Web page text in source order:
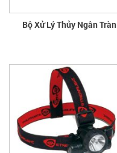
Bộ Xử Lý Thủy Ngân Tràn